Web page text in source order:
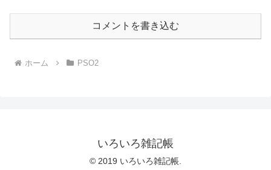
コメントを書き込む
ホーム PSO2
いろいろ雑記帳
© 2019 いろいろ雑記帳.